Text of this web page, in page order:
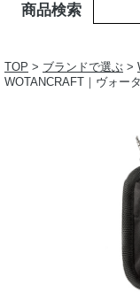
商品検索
TOP > ブランドで選ぶ >
WOTANCRAFT｜ヴォー